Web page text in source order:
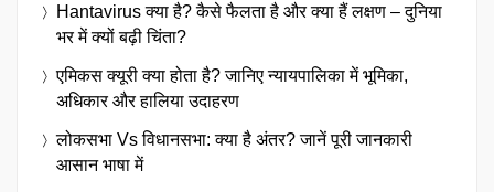
Hantavirus क्या है? कैसे फैलता है और क्या हैं लक्षण – दुनिया
भर में क्यों बढ़ी चिंता?
एमिकस क्यूरी क्या होता है? जानिए न्यायपालिका में भूमिका,
अधिकार और हालिया उदाहरण
लोकसभा Vs विधानसभा: क्या है अंतर? जानें पूरी जानकारी
आसान भाषा में